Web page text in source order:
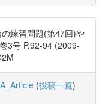
の練習問題(第47回)や
3号 P.92-94 (2009-
(投稿一覧)